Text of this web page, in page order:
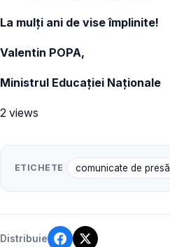
La mulți ani de vise împlinite!
Valentin POPA,
Ministrul Educației Naționale
2 views
ETICHETE comunicate de presă
Distribuie